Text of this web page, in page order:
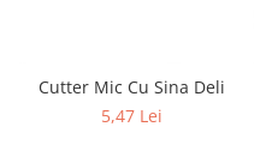
Cutter Mic Cu Sina Deli
5,47 Lei